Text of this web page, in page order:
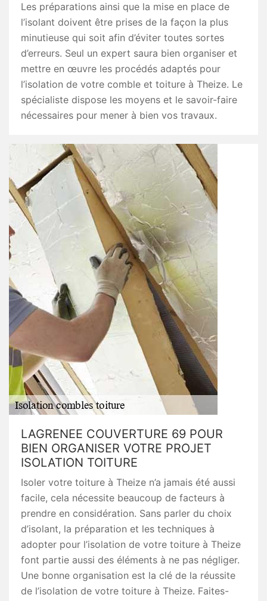
Les préparations ainsi que la mise en place de
l’isolant doivent être prises de la façon la plus
minutieuse qui soit afin d’éviter toutes sortes
d’erreurs. Seul un expert saura bien organiser et
mettre en œuvre les procédés adaptés pour
l’isolation de votre comble et toiture à Theize. Le
spécialiste dispose les moyens et le savoir-faire
nécessaires pour mener à bien vos travaux.
LAGRENEE COUVERTURE 69 POUR
BIEN ORGANISER VOTRE PROJET
ISOLATION TOITURE
Isoler votre toiture à Theize n’a jamais été aussi
facile, cela nécessite beaucoup de facteurs à
prendre en considération. Sans parler du choix
d’isolant, la préparation et les techniques à
adopter pour l’isolation de votre toiture à Theize
font partie aussi des éléments à ne pas négliger.
Une bonne organisation est la clé de la réussite
de l’isolation de votre toiture à Theize. Faites-